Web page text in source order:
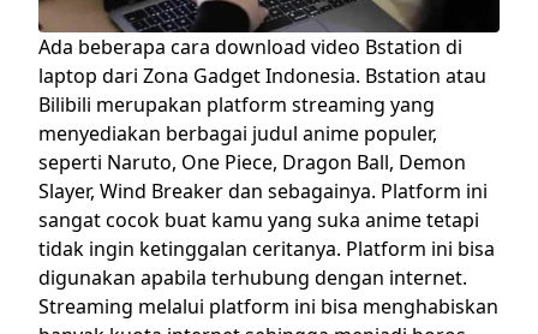
Ada beberapa cara download video Bstation di
laptop dari Zona Gadget Indonesia. Bstation atau
Bilibili merupakan platform streaming yang
menyediakan berbagai judul anime populer,
seperti Naruto, One Piece, Dragon Ball, Demon
Slayer, Wind Breaker dan sebagainya. Platform ini
sangat cocok buat kamu yang suka anime tetapi
tidak ingin ketinggalan ceritanya. Platform ini bisa
digunakan apabila terhubung dengan internet.
Streaming melalui platform ini bisa menghabiskan